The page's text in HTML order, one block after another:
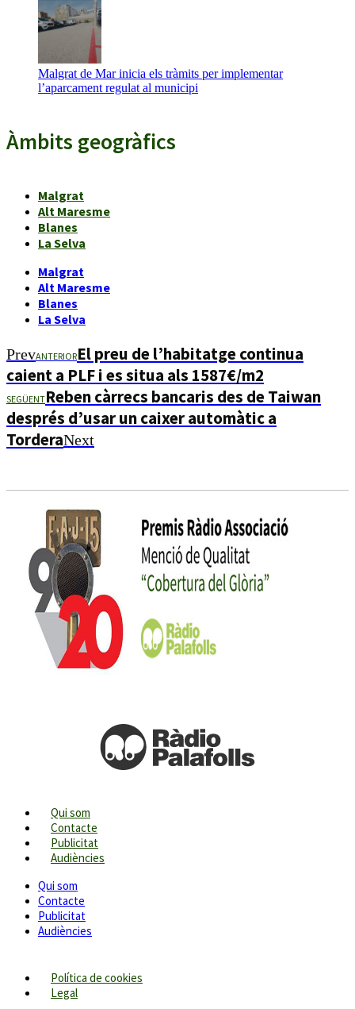
Malgrat de Mar inicia els tràmits per implementar
l’aparcament regulat al municipi
Àmbits geogràfics
Malgrat
Alt Maresme
Blanes
La Selva
Malgrat
Alt Maresme
Blanes
La Selva
PrevANTERIOREl preu de l’habitatge continua
caient a PLF i es situa als 1587€/m2
SEGÜENTReben càrrecs bancaris des de Taiwan
després d’usar un caixer automàtic a
TorderaNext
Qui som
Contacte
Publicitat
Audiències
Qui som
Contacte
Publicitat
Audiències
Política de cookies
Legal